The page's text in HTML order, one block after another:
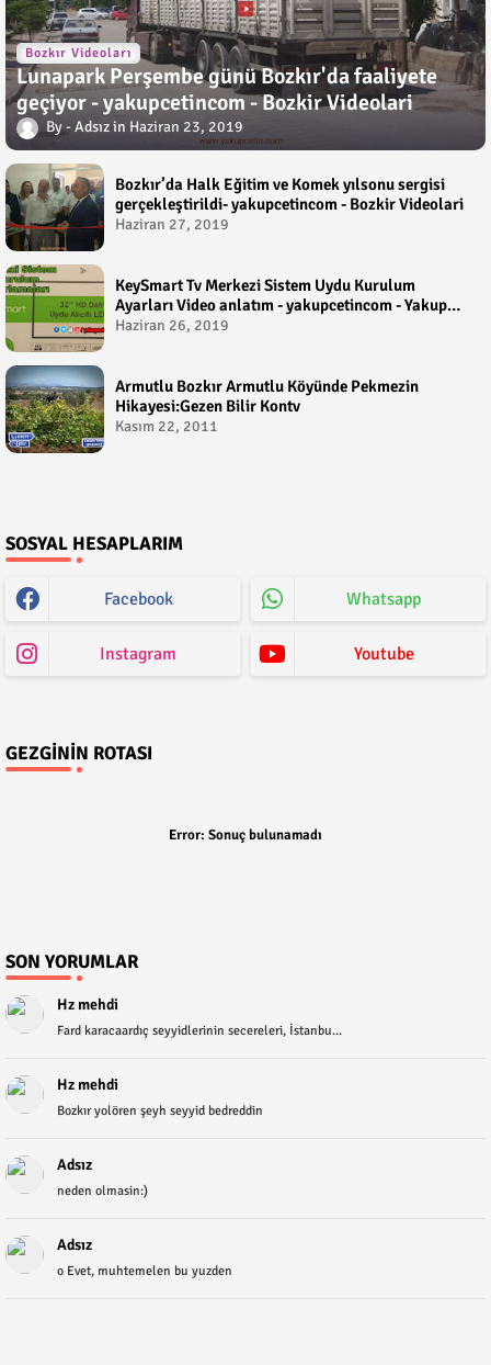
Bozkır Videoları
Lunapark Perşembe günü Bozkır'da faaliyete
geçiyor - yakupcetincom - Bozkir Videolari
Adsız Haziran 23, 2019
Bozkır’da Halk Eğitim ve Komek yılsonu sergisi
gerçekleştirildi- yakupcetincom - Bozkir Videolari
Haziran 27, 2019
KeySmart Tv Merkezi Sistem Uydu Kurulum
Ayarları Video anlatım - yakupcetincom - Yakup
Çetin
Haziran 26, 2019
Armutlu Bozkır Armutlu Köyünde Pekmezin
Hikayesi:Gezen Bilir Kontv
Kasım 22, 2011
SOSYAL HESAPLARIM
Facebook Whatsapp
Instagram Youtube
GEZGININ ROTASI
Error: Sonuç bulunamadı
SON YORUMLAR
Hz mehdi
Fard karacaardıç seyyidlerinin secereleri, İstanbu...
Hz mehdi
Bozkır yolören şeyh seyyid bedreddin
Adsız
neden olmasin:)
Adsız
o Evet, muhtemelen bu yuzden